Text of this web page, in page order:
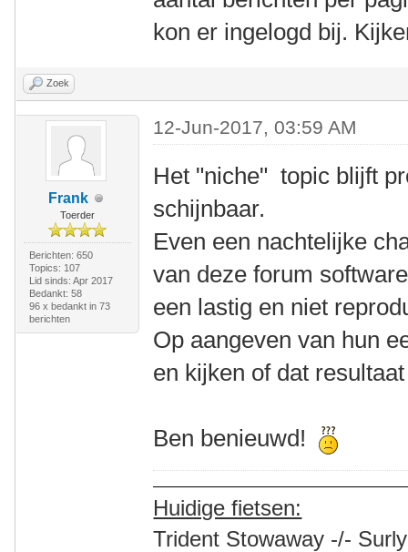
kon er ingelogd bij.
Zoek
Frank
Toerder
Berichten: 650
Topics: 107
Lid sinds: Apr 2017
Bedankt: 58
96 x bedankt in 73
berichten
12-Jun-2017, 03:59 AM
Het "niche" topic blijft
schijnbaar.
Even een nachtelijke
van deze forum
een lastig en niet
Op aangeven van hun
en kijken of dat
Ben benieuwd!
Huidige fietsen:
Trident Stowaway -/-